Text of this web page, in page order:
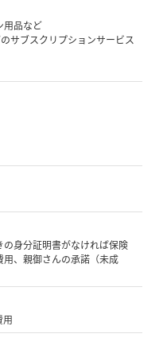
用品など
サブスクリプションサービス
身分証明書がなければ保険
、親御さんの承諾（未成
用